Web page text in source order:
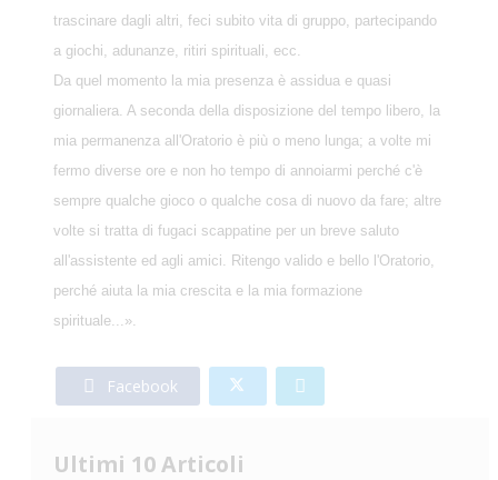
trascinare dagli altri, feci subito vita di gruppo, partecipando
a giochi, adunanze, ritiri spirituali, ecc.
Da quel momento la mia presenza è assidua e quasi
giornaliera. A seconda della disposizione del tempo libero, la
mia permanenza all'Oratorio è più o meno lunga; a volte mi
fermo diverse ore e non ho tempo di annoiarmi perché c'è
sempre qualche gioco o qualche cosa di nuovo da fare; altre
volte si tratta di fugaci scappatine per un breve saluto
all'assistente ed agli amici. Ritengo valido e bello l'Oratorio,
perché aiuta la mia crescita e la mia formazione
spirituale...».
Facebook
Ultimi 10 Articoli